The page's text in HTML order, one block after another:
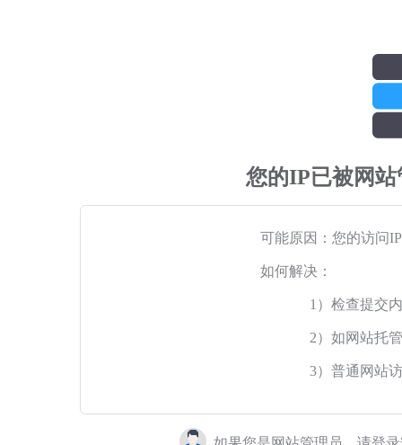
您的IP已被网
可能原因：您的访问
如何解决：
1）检查提交
2）如网站托
3）普通网站